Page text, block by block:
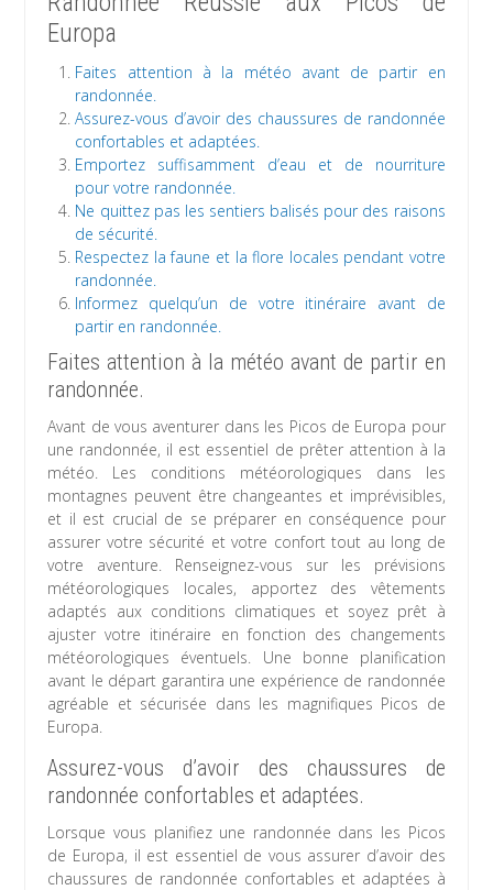
Europa
Faites attention à la météo avant de partir en
randonnée.
Assurez-vous d’avoir des chaussures de randonnée
confortables et adaptées.
Emportez suffisamment d’eau et de nourriture
pour votre randonnée.
Ne quittez pas les sentiers balisés pour des raisons
de sécurité.
Respectez la faune et la flore locales pendant votre
randonnée.
Informez quelqu’un de votre itinéraire avant de
partir en randonnée.
Faites attention à la météo avant de partir en
randonnée.
Avant de vous aventurer dans les Picos de Europa pour
une randonnée, il est essentiel de prêter attention à la
météo. Les conditions météorologiques dans les
montagnes peuvent être changeantes et imprévisibles,
et il est crucial de se préparer en conséquence pour
assurer votre sécurité et votre confort tout au long de
votre aventure. Renseignez-vous sur les prévisions
météorologiques locales, apportez des vêtements
adaptés aux conditions climatiques et soyez prêt à
ajuster votre itinéraire en fonction des changements
météorologiques éventuels. Une bonne planification
avant le départ garantira une expérience de randonnée
agréable et sécurisée dans les magnifiques Picos de
Europa.
Assurez-vous d’avoir des chaussures de
randonnée confortables et adaptées.
Lorsque vous planifiez une randonnée dans les Picos
de Europa, il est essentiel de vous assurer d’avoir des
chaussures de randonnée confortables et adaptées à